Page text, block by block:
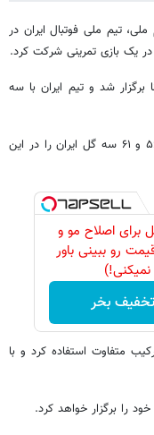
تیم ملی فوتبال ایران در
یک بازی تمرینی شرکت کرد.
باشگاه تیخوانا برگزار شد و تیم ایران با سه
آریا یوسفی در دقیقه ۴٠ و علی علیپور در دقایق ۵۶ و ۶١ سه گل ایران را در این
برای اصلاح مو و
رو ببینی باور
نمیکنی!)
بخر
متفاوت استفاده کرد و با